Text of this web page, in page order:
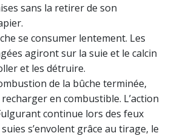
sans la retirer de son
se consumer lentement. Les
agiront sur la suie et le calcin
et les détruire.
de la bûche terminée,
en combustible. L’action
continue lors des feux
s’envolent grâce au tirage, le